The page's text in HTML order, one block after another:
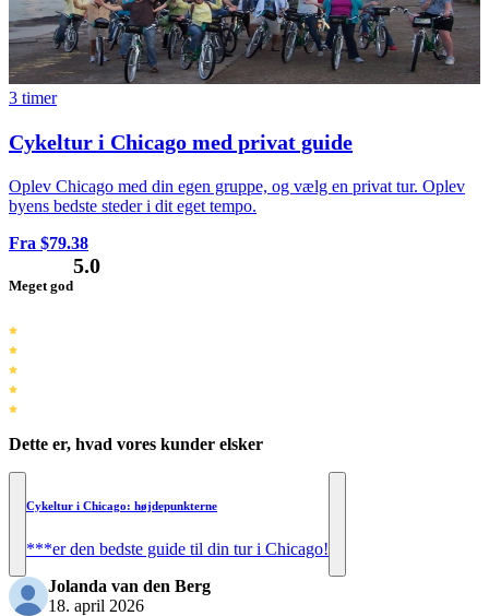
3 timer
Cykeltur i Chicago med privat guide
Oplev Chicago med din egen gruppe, og vælg en privat tur. Oplev
byens bedste steder i dit eget tempo.
Fra $79.38
Meget god
5.0
Dette er, hvad vores kunder elsker
Cykeltur i Chicago: højdepunkterne
***er den bedste guide til din tur i Chicago!
Jolanda van den Berg
18. april 2026